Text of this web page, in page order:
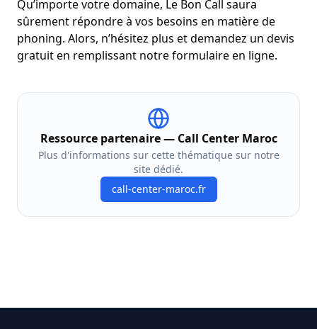
Qu’importe votre domaine, Le Bon Call saura
sûrement répondre à vos besoins en matière de
phoning. Alors, n’hésitez plus et demandez un devis
gratuit en remplissant notreformulaire en ligne.
Ressource partenaire — Call Center Maroc
Plus d'informations sur cette thématique sur notre
site dédié.
call-center-maroc.fr